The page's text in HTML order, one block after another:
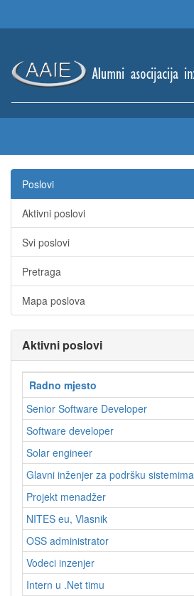
Poslovi
Aktivni poslovi
Svi poslovi
Pretraga
Mapa poslova
Aktivni poslovi
Radno mjesto
Senior Software Developer
Software developer
Solar engineer
Glavni inženjer za podršku
Projekt menadžer
NITES eu, Vlasnik
OSS administrator
Vodeci inzenjer
Intern u .Net timu